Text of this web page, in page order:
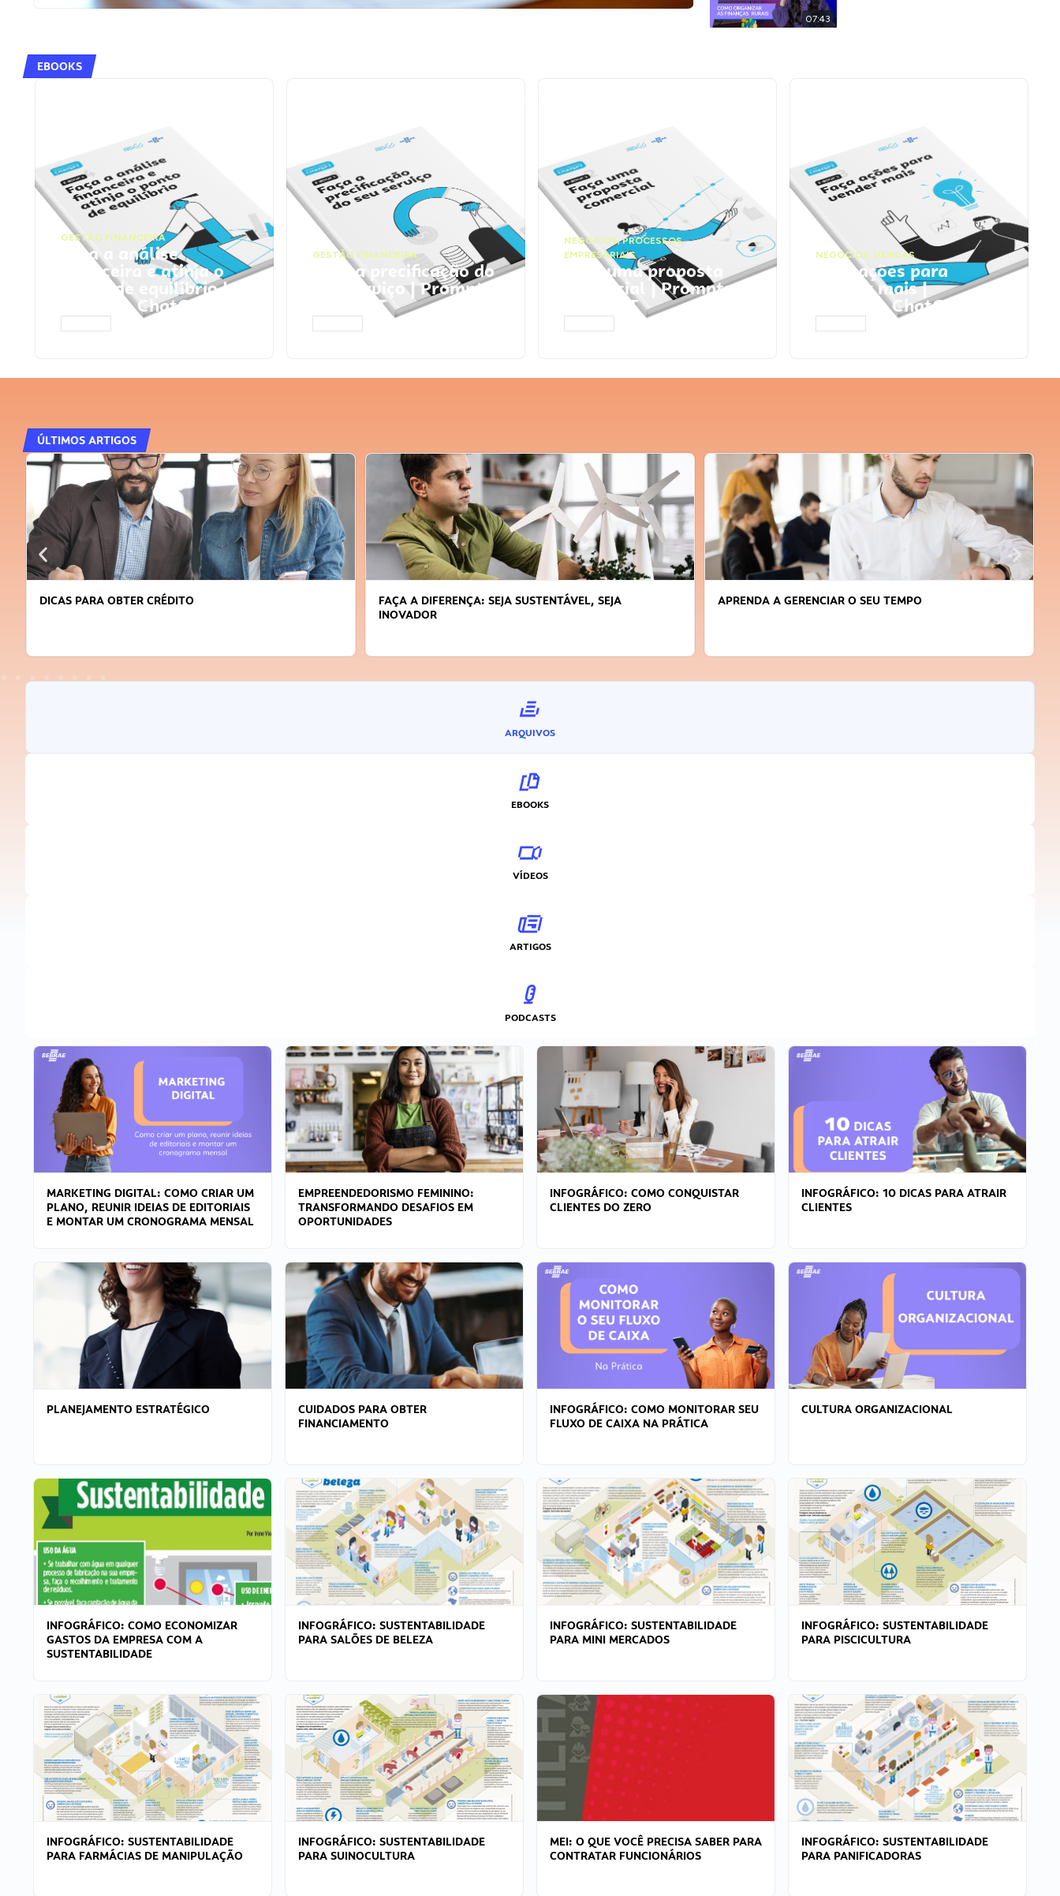
07:43
EBOOKS
GESTÃO FINANCEIRA
Faça a análise
financeira e atinja o
ponto de equilíbrio |
Prompts ChatGPT
GESTÃO FINANCEIRA
Faça a precificação do
seu serviço | Prompts
ChatGPT
NEGÓCIOS,PROCESSOS
EMPRESARIAIS
Faça uma proposta
comercial | Prompts
ChatGPT
NEGÓCIOS, VENDAS
Faça ações para
vender mais |
Prompts ChatGPT
ÚLTIMOS ARTIGOS
DICAS PARA OBTER CRÉDITO
FAÇA A DIFERENÇA: SEJA SUSTENTÁVEL, SEJA
INOVADOR
APRENDA A GERENCIAR O SEU TEMPO
ARQUIVOS
EBOOKS
VÍDEOS
ARTIGOS
PODCASTS
MARKETING DIGITAL: COMO CRIAR UM
PLANO, REUNIR IDEIAS DE EDITORIAIS
E MONTAR UM CRONOGRAMA MENSAL
EMPREENDEDORISMO FEMININO:
TRANSFORMANDO DESAFIOS EM
OPORTUNIDADES
INFOGRÁFICO: COMO CONQUISTAR
CLIENTES DO ZERO
INFOGRÁFICO: 10 DICAS PARA ATRAIR
CLIENTES
PLANEJAMENTO ESTRATÉGICO
CUIDADOS PARA OBTER
FINANCIAMENTO
INFOGRÁFICO: COMO MONITORAR SEU
FLUXO DE CAIXA NA PRÁTICA
CULTURA ORGANIZACIONAL
INFOGRÁFICO: COMO ECONOMIZAR
GASTOS DA EMPRESA COM A
SUSTENTABILIDADE
INFOGRÁFICO: SUSTENTABILIDADE
PARA SALÕES DE BELEZA
INFOGRÁFICO: SUSTENTABILIDADE
PARA MINI MERCADOS
INFOGRÁFICO: SUSTENTABILIDADE
PARA PISCICULTURA
INFOGRÁFICO: SUSTENTABILIDADE
PARA FARMÁCIAS DE MANIPULAÇÃO
INFOGRÁFICO: SUSTENTABILIDADE
PARA SUINOCULTURA
MEI: O QUE VOCÊ PRECISA SABER PARA
CONTRATAR FUNCIONÁRIOS
INFOGRÁFICO: SUSTENTABILIDADE
PARA PANIFICADORAS